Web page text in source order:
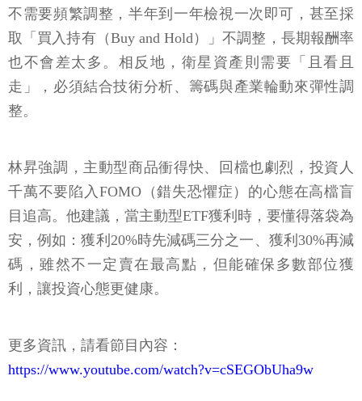
不需要頻繁調整，半年到一年檢視一次即可，甚至採
取「買入持有（Buy and Hold）」不調整，長期報酬率
也不會差太多。相反地，衛星資產則需要「且看且
走」，必須結合技術分析、籌碼與產業輪動來彈性調
整。
林昇強調，主動型商品衝得快、回檔也劇烈，投資人
千萬不要陷入FOMO（錯失恐懼症）的心態在高檔盲
目追高。他建議，當主動型ETF獲利時，要懂得落袋為
安，例如：獲利20%時先減碼三分之一、獲利30%再減
碼，雖然不一定賣在最高點，但能確保多數部位獲
利，讓投資心態更健康。
更多資訊，請看節目內容：
https://www.youtube.com/watch?v=cSEGObUha9w